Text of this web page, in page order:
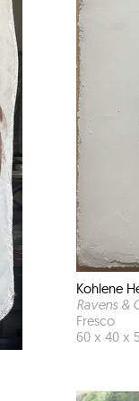
Kohlene
Ravens &
Fresco
60 x 40 x